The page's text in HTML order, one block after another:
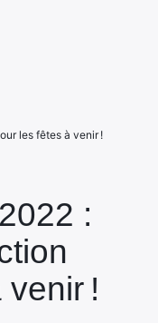
:
!
les fêtes à venir !